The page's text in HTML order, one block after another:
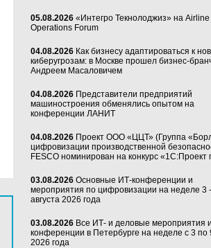
05.08.2026 «Интегро Текнолоджиз» на Airline
Operations Forum
04.08.2026 Как бизнесу адаптироваться к
киберугрозам: в Москве прошел бизнес-
Андреем Масаловичем
04.08.2026 Представители предприятий
машиностроения обменялись опытом на
конференции ЛАНИТ
04.08.2026 Проект ООО «ЦЦТ» (Группа
цифровизации производственной
FESCO номинирован на конкурс «1С:Проект
03.08.2026 Основные ИТ-конференции и
мероприятия по цифровизации на неделе 3
августа 2026 года
03.08.2026 Все ИТ- и деловые мероприятия и
конференции в Петербурге на неделе с 3 по
2026 года